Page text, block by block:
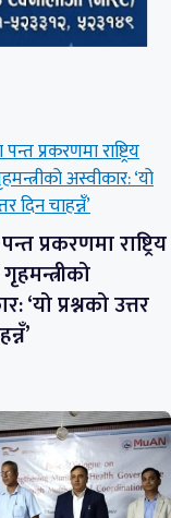
प्रकरणमा राष्ट्रिय
‘यो प्रश्नको उत्तर